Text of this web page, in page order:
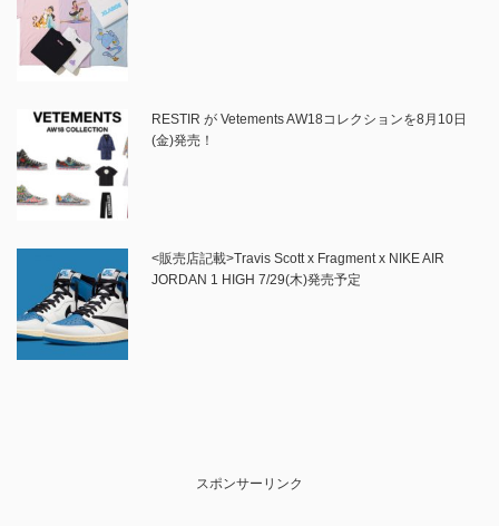
RESTIR が Vetements AW18コレクションを8月10日
(金)発売！
<販売店記載>Travis Scott x Fragment x NIKE AIR
JORDAN 1 HIGH 7/29(木)発売予定
スポンサーリンク